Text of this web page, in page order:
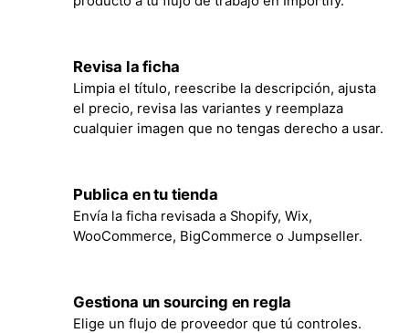
Revisa la ficha
Limpia el título, reescribe la descripción, ajusta
el precio, revisa las variantes y reemplaza
cualquier imagen que no tengas derecho a usar.
Publica en tu tienda
Envía la ficha revisada a Shopify, Wix,
WooCommerce, BigCommerce o Jumpseller.
Gestiona un sourcing en regla
Elige un flujo de proveedor que tú controles.